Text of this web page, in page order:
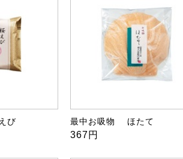
び 最中お吸物 ほたて
367円